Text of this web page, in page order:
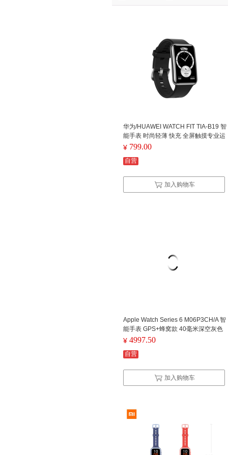
华为/HUAWEI WATCH FIT TIA-B19 智
能手表 时尚轻薄 快充 全屏触摸专业运
动 曜石黑
¥ 799.00
自营
加入购物车
Apple Watch Series 6 M06P3CH/A 智
能手表 GPS+蜂窝款 40毫米深空灰色
铝金属表壳 黑色运动型表带（单位：
¥ 4997.50
自营
加入购物车